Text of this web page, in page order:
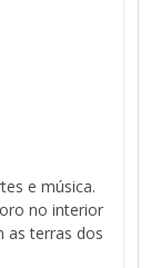
e música.
no interior
as terras dos